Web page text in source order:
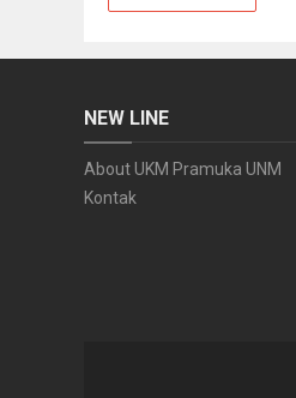
NEW LINE
About UKM Pramuka UNM
Kontak